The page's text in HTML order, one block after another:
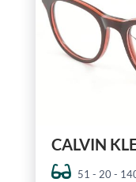
CALVIN
51 - 20 -